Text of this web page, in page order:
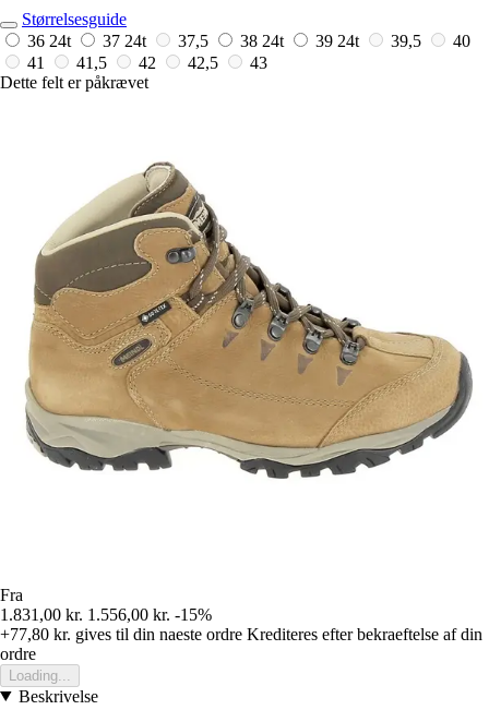
Størrelsesguide
36 24t 37 24t 37,5 38 24t 39 24t 39,5
40
41
41,5 42 42,5
43
Dette felt er påkrævet
Fra
1.831,00 kr. 1.556,00 kr. -15%
+77,80 kr. gives til din naeste ordre Krediteres efter bekraeftelse af din
ordre
Loading...
Beskrivelse